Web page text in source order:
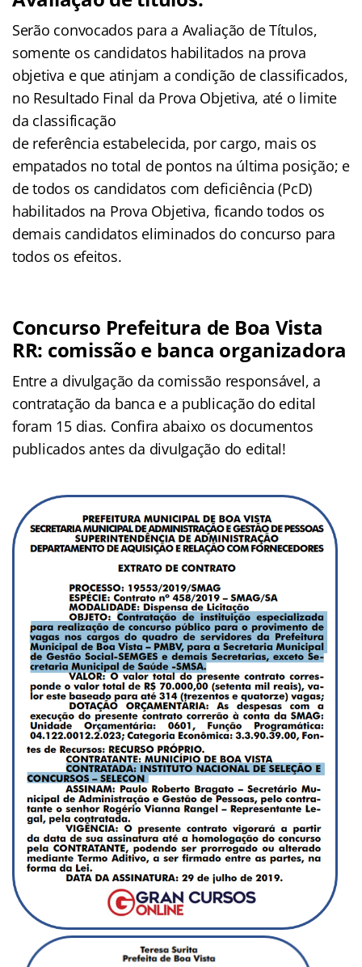
Serão convocados para a Avaliação de Títulos,
somente os candidatos habilitados na prova
objetiva e que atinjam a condição de classificados,
no Resultado Final da Prova Objetiva, até o limite
da classificação
de referência estabelecida, por cargo, mais os
empatados no total de pontos na última posição; e
de todos os candidatos com deficiência (PcD)
habilitados na Prova Objetiva, ficando todos os
demais candidatos eliminados do concurso para
todos os efeitos.
Concurso Prefeitura de Boa Vista
RR: comissão e banca organizadora
Entre a divulgação da comissão responsável, a
contratação da banca e a publicação do edital
foram 15 dias. Confira abaixo os documentos
publicados antes da divulgação do edital!